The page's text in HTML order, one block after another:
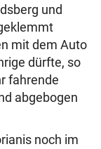
und
mit dem Auto
dürfte, so
fahrende
abgebogen
noch im